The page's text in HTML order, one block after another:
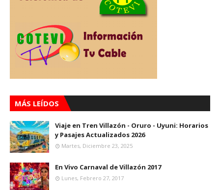
MÁS LEÍDOS
Viaje en Tren Villazón - Oruro - Uyuni: Horarios
y Pasajes Actualizados 2026
Martes, Diciembre 23, 2025
En Vivo Carnaval de Villazón 2017
Lunes, Febrero 27, 2017